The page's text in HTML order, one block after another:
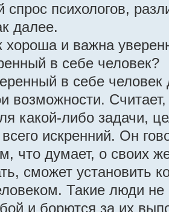
психологов,
далее.
хороша и важна
в себе человек?
в себе человек
возможности.
какой-либо задачи,
искренний. Он
что думает, о своих
сможет установить
Такие люди не
и борются за их